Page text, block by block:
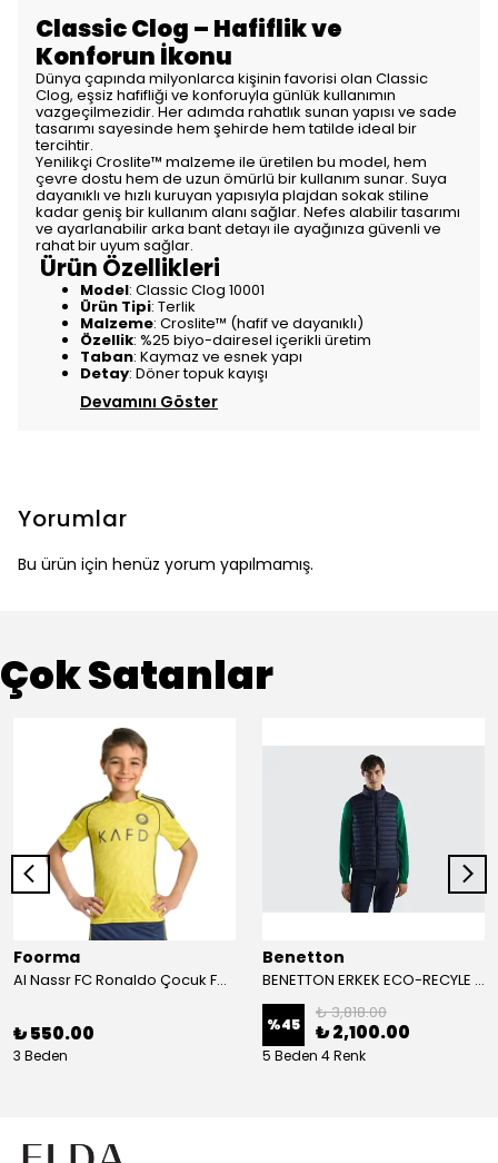
Classic Clog – Hafiflik ve
Konforun İkonu
Dünya çapında milyonlarca kişinin favorisi olan Classic
Clog, eşsiz hafifliği ve konforuyla günlük kullanımın
vazgeçilmezidir. Her adımda rahatlık sunan yapısı ve sade
tasarımı sayesinde hem şehirde hem tatilde ideal bir
tercihtir.
Yenilikçi Croslite™ malzeme ile üretilen bu model, hem
çevre dostu hem de uzun ömürlü bir kullanım sunar. Suya
dayanıklı ve hızlı kuruyan yapısıyla plajdan sokak stiline
kadar geniş bir kullanım alanı sağlar. Nefes alabilir tasarımı
ve ayarlanabilir arka bant detayı ile ayağınıza güvenli ve
rahat bir uyum sağlar.
Ürün Özellikleri
Model: Classic Clog 10001
Ürün Tipi: Terlik
Malzeme: Croslite™ (hafif ve dayanıklı)
Özellik: %25 biyo-dairesel içerikli üretim
Taban: Kaymaz ve esnek yapı
Detay: Döner topuk kayışı
Devamını Göster
Yorumlar
Bu ürün için henüz yorum yapılmamış.
Çok Satanlar
Foorma
Al Nassr FC Ronaldo Çocuk Forma 2'li Takım(Şort/T-Shirt)
₺ 550.00
3 Beden
Benetton
BENETTON ERKEK ECO-RECYLE DOLGULU PUFA YELEK
%45
₺ 3,818.00
₺ 2,100.00
5 Beden 4 Renk